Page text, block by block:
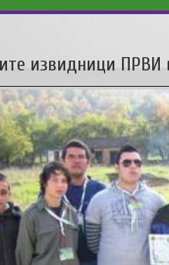
извидници ПРВИ